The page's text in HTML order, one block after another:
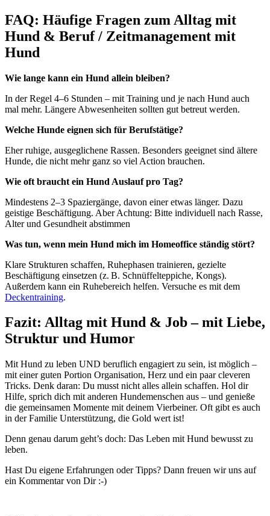
FAQ: Häufige Fragen zum Alltag mit
Hund & Beruf / Zeitmanagement mit
Hund
Wie lange kann ein Hund allein bleiben?
In der Regel 4–6 Stunden – mit Training und je nach Hund auch
mal mehr. Längere Abwesenheiten sollten gut betreut werden.
Welche Hunde eignen sich für Berufstätige?
Eher ruhige, ausgeglichene Rassen. Besonders geeignet sind ältere
Hunde, die nicht mehr ganz so viel Action brauchen.
Wie oft braucht ein Hund Auslauf pro Tag?
Mindestens 2–3 Spaziergänge, davon einer etwas länger. Dazu
geistige Beschäftigung. Aber Achtung: Bitte individuell nach Rasse,
Alter und Gesundheit abstimmen
Was tun, wenn mein Hund mich im Homeoffice ständig stört?
Klare Strukturen schaffen, Ruhephasen trainieren, gezielte
Beschäftigung einsetzen (z. B. Schnüffelteppiche, Kongs).
Außerdem kann ein Ruhebereich helfen. Versuche es mit dem
Deckentraining.
Fazit: Alltag mit Hund & Job – mit Liebe,
Struktur und Humor
Mit Hund zu leben UND beruflich engagiert zu sein, ist möglich –
mit einer guten Portion Organisation, Herz und ein paar cleveren
Tricks. Denk daran: Du musst nicht alles allein schaffen. Hol dir
Hilfe, sprich dich mit anderen Hundemenschen aus – und genieße
die gemeinsamen Momente mit deinem Vierbeiner. Oft gibt es auch
in der Familie Unterstützung, die Gold wert ist!
Denn genau darum geht’s doch: Das Leben mit Hund bewusst zu
leben.
Hast Du eigene Erfahrungen oder Tipps? Dann freuen wir uns auf
ein Kommentar von Dir :-)